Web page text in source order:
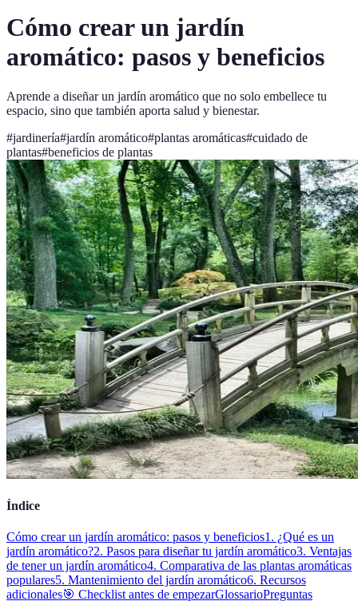
Cómo crear un jardín
aromático: pasos y beneficios
Aprende a diseñar un jardín aromático que no solo embellece tu
espacio, sino que también aporta salud y bienestar.
#jardinería#jardín aromático#plantas aromáticas#cuidado de
plantas#beneficios de plantas
Índice
Cómo crear un jardín aromático: pasos y beneficios1. ¿Qué es un
jardín aromático?2. Pasos para diseñar tu jardín aromático3. Ventajas
de tener un jardín aromático4. Comparativa de las plantas aromáticas
populares5. Mantenimiento del jardín aromático6. Recursos
adicionales🎯 Checklist antes de empezarGlossarioPreguntas